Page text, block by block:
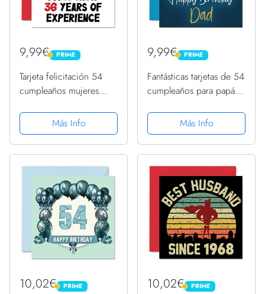
9,99€ PRIME
PRIME
Tarjeta felicitación 54
cumpleaños mujeres
con 36 años
experiencia, divertida
tarjeta felicitación 54 4
abuelo,...
Más Info
9,99€ PRIME
PRIME
Fantásticas tarjetas de 54
cumpleaños para papá,
tarjeta de feliz
cumpleaños para papá
de hijo hija, 145
de...
Más Info
10,02€ PRIME
PRIME 10,02€ PRIME
PRIME